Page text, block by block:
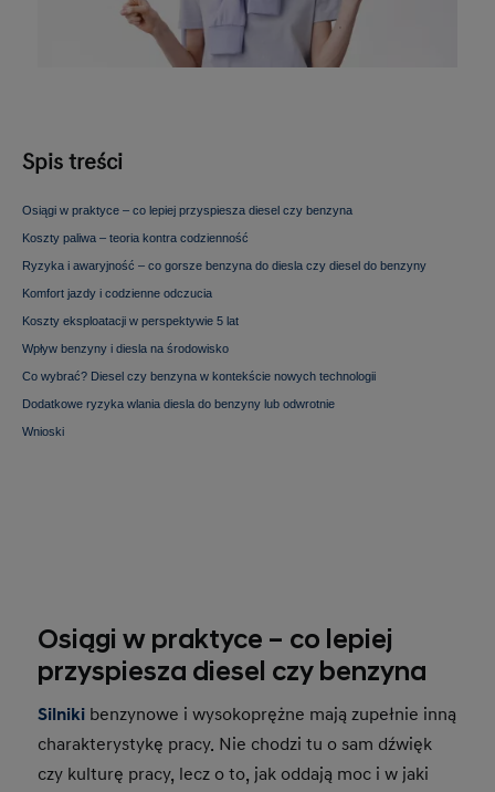
Spis treści
Osiągi w praktyce – co lepiej przyspiesza diesel czy benzyna
Koszty paliwa – teoria kontra codzienność
Ryzyka i awaryjność – co gorsze benzyna do diesla czy diesel do benzyny
Komfort jazdy i codzienne odczucia
Koszty eksploatacji w perspektywie 5 lat
Wpływ benzyny i diesla na środowisko
Co wybrać? Diesel czy benzyna w kontekście nowych technologii
Dodatkowe ryzyka wlania diesla do benzyny lub odwrotnie
Wnioski
Osiągi w praktyce – co lepiej
przyspiesza diesel czy benzyna
Silniki benzynowe i wysokoprężne mają zupełnie inną
charakterystykę pracy. Nie chodzi tu o sam dźwięk
czy kulturę pracy, lecz o to, jak oddają moc i w jaki